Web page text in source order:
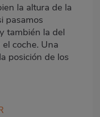
la altura de la
pasamos
también la del
coche. Una
posición de los